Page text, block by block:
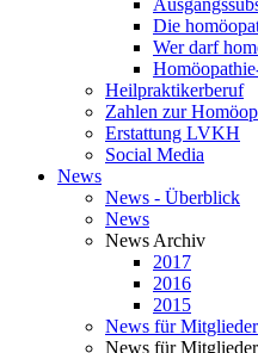
Die
Wer darf
Heilpraktikerberuf
Zahlen zur
Erstattung LVKH
Social Media
News
News - Überblick
News
News Archiv
2017
2016
2015
News für Mitglieder
News für